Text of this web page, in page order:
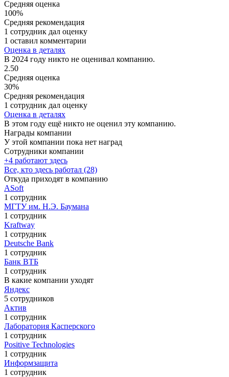
Средняя оценка
100%
Средняя рекомендация
1 сотрудник дал оценку
1 оставил комментарии
Оценка в деталях
В 2024 году никто не оценивал компанию.
2.50
Средняя оценка
30%
Средняя рекомендация
1 сотрудник дал оценку
Оценка в деталях
В этом году ещё никто не оценил эту компанию.
Награды компании
У этой компании пока нет наград
Сотрудники компании
+4 работают здесь
Все, кто здесь работал (28)
Откуда приходят в компанию
ASoft
1 сотрудник
МГТУ им. Н.Э. Баумана
1 сотрудник
Kraftway
1 сотрудник
Deutsche Bank
1 сотрудник
Банк ВТБ
1 сотрудник
В какие компании уходят
Яндекс
5 сотрудников
Актив
1 сотрудник
Лаборатория Касперского
1 сотрудник
Positive Technologies
1 сотрудник
Информзащита
1 сотрудник